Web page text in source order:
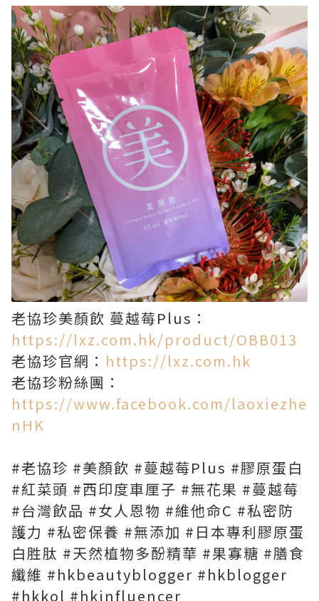
老協珍美顏飲 蔓越莓Plus：
https://lxz.com.hk/product/OBB013
老協珍官網： https://lxz.com.hk
老協珍粉絲團：
https://www.facebook.com/laoxiezhe
nHK
#老協珍 #美顏飲 #蔓越莓Plus #膠原蛋白
#紅菜頭 #西印度車厘子 #無花果 #蔓越莓
#台灣飲品 #女人恩物 #維他命C #私密防
護力 #私密保養 #無添加 #日本專利膠原蛋
白胜肽 #天然植物多酚精華 #果寡糖 #膳食
纖維 #hkbeautyblogger #hkblogger
#hkkol #hkinfluencer